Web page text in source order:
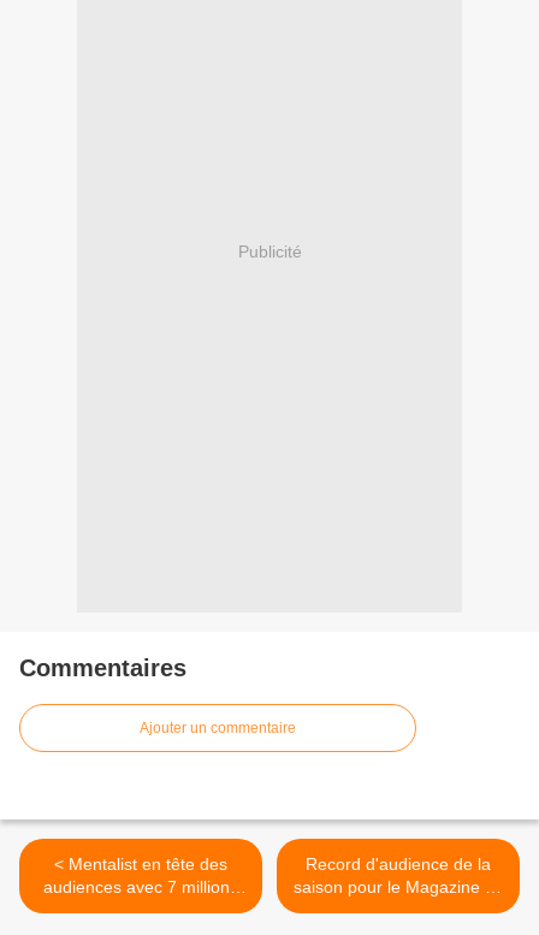
Publicité
Commentaires
Ajouter un commentaire
< Mentalist en tête des
audiences avec 7 millions
de téléspectateurs sur TF1
Record d'audience de la
saison pour le Magazine de
la santé sur France 5 >